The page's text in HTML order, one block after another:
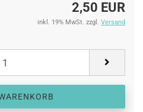
2,50 EUR
inkl. 19% MwSt. zzgl. Versand